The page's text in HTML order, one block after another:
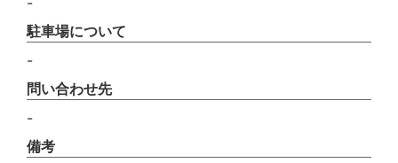
駐車場について
-
問い合わせ先
-
備考